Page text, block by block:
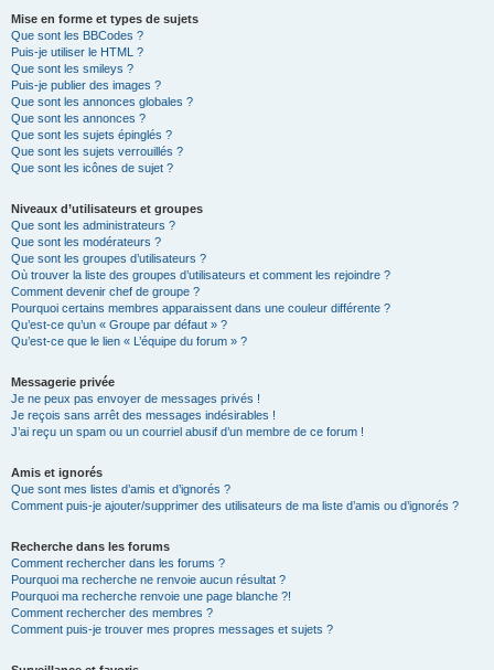
Mise en forme et types de sujets
Que sont les BBCodes ?
Puis-je utiliser le HTML ?
Que sont les smileys ?
Puis-je publier des images ?
Que sont les annonces globales ?
Que sont les annonces ?
Que sont les sujets épinglés ?
Que sont les sujets verrouillés ?
Que sont les icônes de sujet ?
Niveaux d’utilisateurs et groupes
Que sont les administrateurs ?
Que sont les modérateurs ?
Que sont les groupes d’utilisateurs ?
Où trouver la liste des groupes d’utilisateurs et comment les rejoindre ?
Comment devenir chef de groupe ?
Pourquoi certains membres apparaissent dans une couleur différente ?
Qu’est-ce qu’un « Groupe par défaut » ?
Qu’est-ce que le lien « L’équipe du forum » ?
Messagerie privée
Je ne peux pas envoyer de messages privés !
Je reçois sans arrêt des messages indésirables !
J’ai reçu un spam ou un courriel abusif d’un membre de ce forum !
Amis et ignorés
Que sont mes listes d’amis et d’ignorés ?
Comment puis-je ajouter/supprimer des utilisateurs de ma liste d’amis ou d’ignorés ?
Recherche dans les forums
Comment rechercher dans les forums ?
Pourquoi ma recherche ne renvoie aucun résultat ?
Pourquoi ma recherche renvoie une page blanche ?!
Comment rechercher des membres ?
Comment puis-je trouver mes propres messages et sujets ?